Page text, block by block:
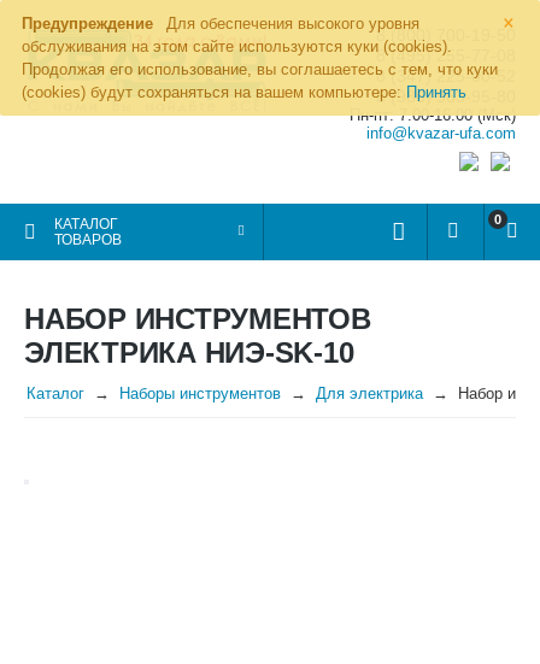
×
Предупреждение
Для обеспечения высокого уровня
обслуживания на этом сайте используются куки (cookies).
Продолжая его использование, вы соглашаетесь с тем, что куки
(cookies) будут сохраняться на вашем компьютере: Принять
8 (800) 700-19-50
8 (495) 255-77-08
8 (347) 225-00-52
8 (986) 963-95-80
Пн-пт: 7.00-16.00 (Мск)
info@kvazar-ufa.com
КАТАЛОГ
ТОВАРОВ
0
НАБОР ИНСТРУМЕНТОВ
ЭЛЕКТРИКА НИЭ-SK-10
Каталог Наборы инструментов Для электрика Набор